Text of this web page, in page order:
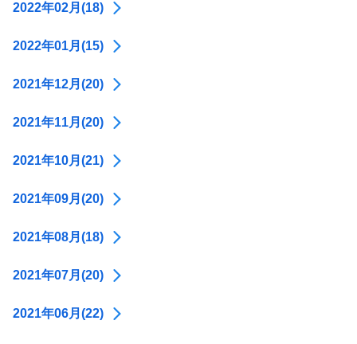
2022年02月(18)
2022年01月(15)
2021年12月(20)
2021年11月(20)
2021年10月(21)
2021年09月(20)
2021年08月(18)
2021年07月(20)
2021年06月(22)